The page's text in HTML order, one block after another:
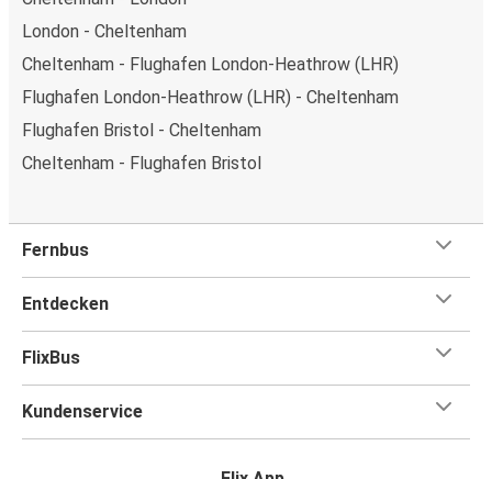
London - Cheltenham
Cheltenham - Flughafen London-Heathrow (LHR)
Flughafen London-Heathrow (LHR) - Cheltenham
Flughafen Bristol - Cheltenham
Cheltenham - Flughafen Bristol
Fernbus
Entdecken
FlixBus
Kundenservice